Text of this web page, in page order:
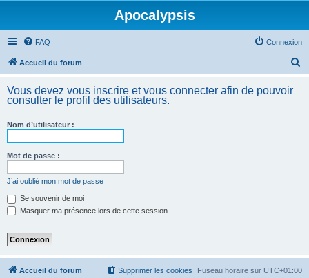
Apocalypsis
FAQ Connexion
Accueil du forum
h
Vous devez vous inscrire et vous connecter afin de pouvoir
consulter le profil des utilisateurs.
Nom d’utilisateur :
Mot de passe :
J’ai oublié mon mot de passe
Se souvenir de moi
Masquer ma présence lors de cette session
Accueil du forum Fuseau horaire sur UTC+01:00
Supprimer les cookies